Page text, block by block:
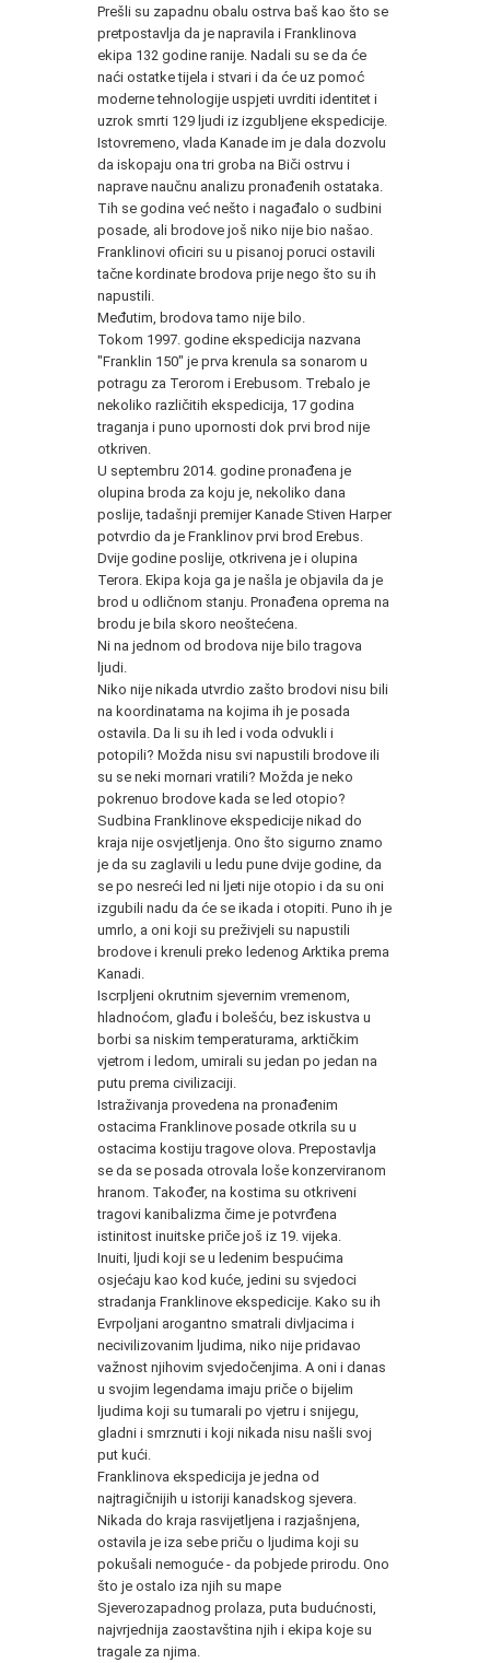
Prešli su zapadnu obalu ostrva baš kao što se
pretpostavlja da je napravila i Franklinova
ekipa 132 godine ranije. Nadali su se da će
naći ostatke tijela i stvari i da će uz pomoć
moderne tehnologije uspjeti uvrditi identitet i
uzrok smrti 129 ljudi iz izgubljene ekspedicije.
Istovremeno, vlada Kanade im je dala dozvolu
da iskopaju ona tri groba na Biči ostrvu i
naprave naučnu analizu pronađenih ostataka.
Tih se godina već nešto i nagađalo o sudbini
posade, ali brodove još niko nije bio našao.
Franklinovi oficiri su u pisanoj poruci ostavili
tačne kordinate brodova prije nego što su ih
napustili.
Međutim, brodova tamo nije bilo.
Tokom 1997. godine ekspedicija nazvana
"Franklin 150" je prva krenula sa sonarom u
potragu za Terorom i Erebusom. Trebalo je
nekoliko različitih ekspedicija, 17 godina
traganja i puno upornosti dok prvi brod nije
otkriven.
U septembru 2014. godine pronađena je
olupina broda za koju je, nekoliko dana
poslije, tadašnji premijer Kanade Stiven Harper
potvrdio da je Franklinov prvi brod Erebus.
Dvije godine poslije, otkrivena je i olupina
Terora. Ekipa koja ga je našla je objavila da je
brod u odličnom stanju. Pronađena oprema na
brodu je bila skoro neoštećena.
Ni na jednom od brodova nije bilo tragova
ljudi.
Niko nije nikada utvrdio zašto brodovi nisu bili
na koordinatama na kojima ih je posada
ostavila. Da li su ih led i voda odvukli i
potopili? Možda nisu svi napustili brodove ili
su se neki mornari vratili? Možda je neko
pokrenuo brodove kada se led otopio?
Sudbina Franklinove ekspedicije nikad do
kraja nije osvjetljenja. Ono što sigurno znamo
je da su zaglavili u ledu pune dvije godine, da
se po nesreći led ni ljeti nije otopio i da su oni
izgubili nadu da će se ikada i otopiti. Puno ih je
umrlo, a oni koji su preživjeli su napustili
brodove i krenuli preko ledenog Arktika prema
Kanadi.
Iscrpljeni okrutnim sjevernim vremenom,
hladnoćom, glađu i bolešću, bez iskustva u
borbi sa niskim temperaturama, arktičkim
vjetrom i ledom, umirali su jedan po jedan na
putu prema civilizaciji.
Istraživanja provedena na pronađenim
ostacima Franklinove posade otkrila su u
ostacima kostiju tragove olova. Prepostavlja
se da se posada otrovala loše konzerviranom
hranom. Također, na kostima su otkriveni
tragovi kanibalizma čime je potvrđena
istinitost inuitske priče još iz 19. vijeka.
Inuiti, ljudi koji se u ledenim bespućima
osjećaju kao kod kuće, jedini su svjedoci
stradanja Franklinove ekspedicije. Kako su ih
Evrpoljani arogantno smatrali divljacima i
necivilizovanim ljudima, niko nije pridavao
važnost njihovim svjedočenjima. A oni i danas
u svojim legendama imaju priče o bijelim
ljudima koji su tumarali po vjetru i snijegu,
gladni i smrznuti i koji nikada nisu našli svoj
put kući.
Franklinova ekspedicija je jedna od
najtragičnijih u istoriji kanadskog sjevera.
Nikada do kraja rasvijetljena i razjašnjena,
ostavila je iza sebe priču o ljudima koji su
pokušali nemoguće - da pobjede prirodu. Ono
što je ostalo iza njih su mape
Sjeverozapadnog prolaza, puta budućnosti,
najvrjednija zaostavština njih i ekipa koje su
tragale za njima.